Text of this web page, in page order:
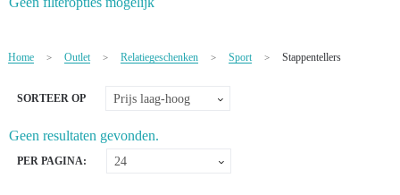
Kerstpakketten
Tastingpakketten
Home > Outlet > Relatiegeschenken > Sport > Stappentellers
SORTEER OP
Geen resultaten gevonden.
PER PAGINA: